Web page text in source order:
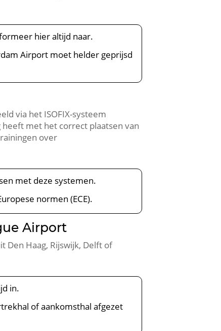
hier altijd naar.
Airport moet helder geprijsd
via het ISOFIX-systeem
met het correct plaatsen van
over
met deze systemen.
normen (ECE).
Airport
Haag, Rijswijk, Delft of
in.
of aankomsthal afgezet